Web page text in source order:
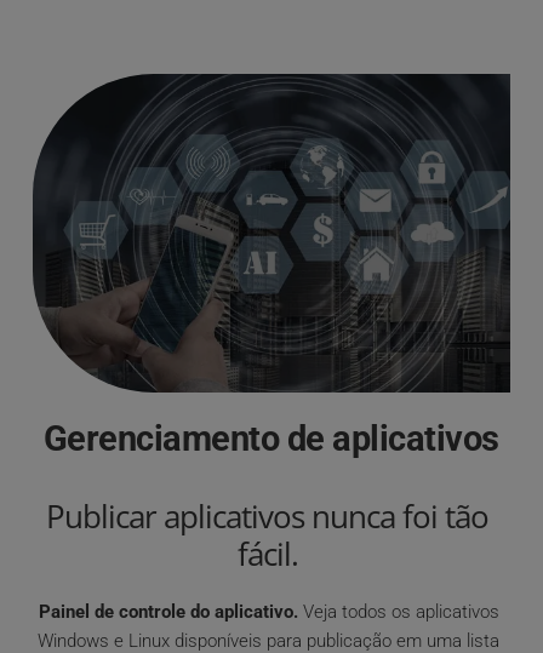
Gerenciamento de aplicativos
Publicar aplicativos nunca foi tão
fácil.
Painel de controle do aplicativo. Veja todos os aplicativos
Windows e Linux disponíveis para publicação em uma lista